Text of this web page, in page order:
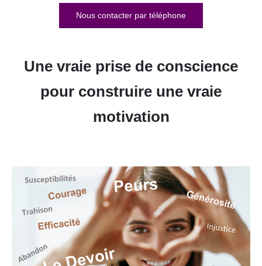
Nous contacter par téléphone
Une vraie prise de conscience
pour construire une vraie
motivation